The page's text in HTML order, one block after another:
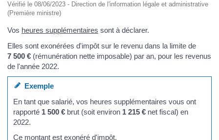
Vérifié le 08/06/2023 - Direction de l'information légale et administrative
(Première ministre)
Vos heures supplémentaires sont à déclarer.
Elles sont exonérées d'impôt sur le revenu dans la limite de
7 500 € (rémunération nette imposable) par an, pour les revenus
de l'année 2022.
Exemple
En tant que salarié, vos heures supplémentaires vous ont
rapporté 1 500 € brut (soit environ 1 215 € net fiscal) en
2022.
Ce montant est exonéré d'impôt.